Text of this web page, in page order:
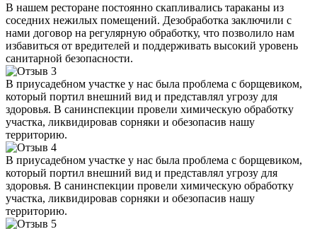
В нашем ресторане постоянно скапливались тараканы из
соседних нежилых помещений. Дезобработка заключили с
нами договор на регулярную обработку, что позволило нам
избавиться от вредителей и поддерживать высокий уровень
санитарной безопасности.
В приусадебном участке у нас была проблема с борщевиком,
который портил внешний вид и представлял угрозу для
здоровья. В санинспекции провели химическую обработку
участка, ликвидировав сорняки и обезопасив нашу
территорию.
В приусадебном участке у нас была проблема с борщевиком,
который портил внешний вид и представлял угрозу для
здоровья. В санинспекции провели химическую обработку
участка, ликвидировав сорняки и обезопасив нашу
территорию.